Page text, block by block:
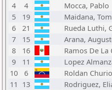
4
4 Mocca, Pablo
5
19 Maidana,
6
21 Rueda Luthi,
7
15 Arana,
8
16 Ramos De La
9
11 Lopez
10
6 Roldan
11 13 Rodriguez,